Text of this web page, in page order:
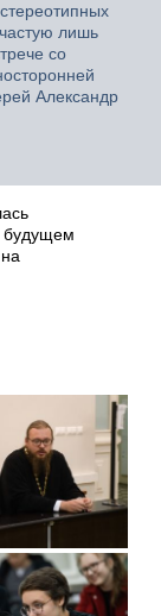
лишь
со
Александр
будущем